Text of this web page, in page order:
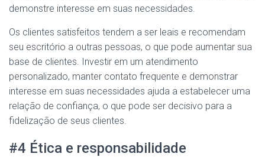
demonstre interesse em suas necessidades.
Os clientes satisfeitos tendem a ser leais e recomendam
seu escritório a outras pessoas, o que pode aumentar sua
base de clientes. Investir em um atendimento
personalizado, manter contato frequente e demonstrar
interesse em suas necessidades ajuda a estabelecer uma
relação de confiança, o que pode ser decisivo para a
fidelização de seus clientes.
#4 Ética e responsabilidade